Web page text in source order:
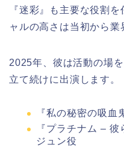
『迷彩』も主要な役割
ャルの高さは当初から業
2025年、彼は活動の場
立て続けに出演します。
『私の秘密の吸血
『プラチナム –
ジュン役